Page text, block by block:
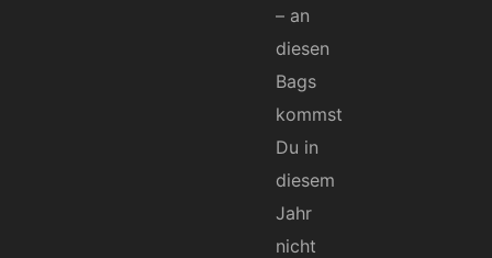
– an
diesen
Bags
kommst
Du in
diesem
Jahr
nicht